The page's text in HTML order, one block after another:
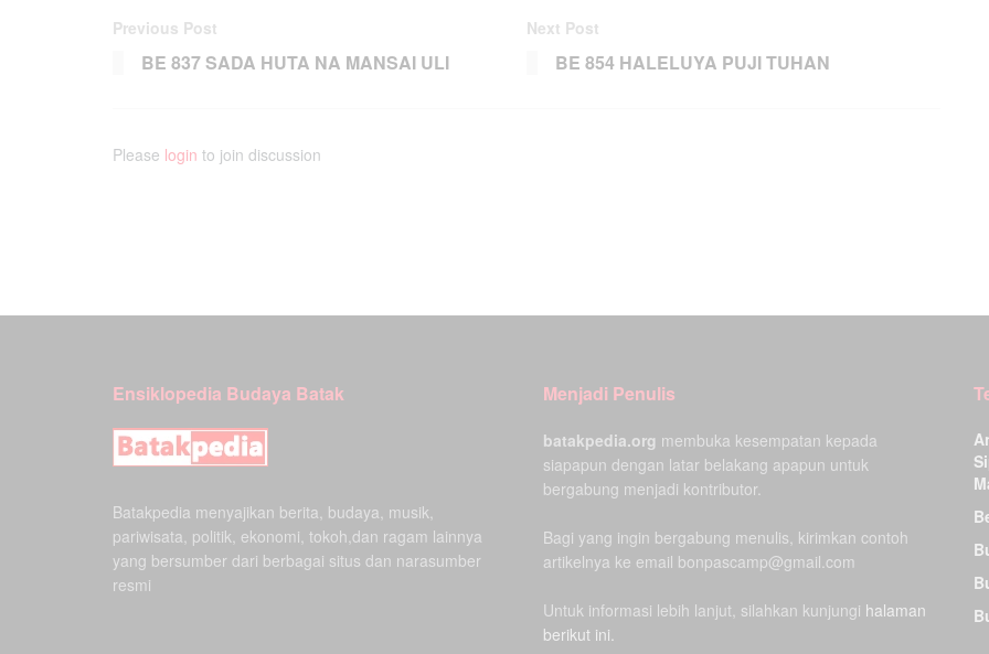
Previous Post
BE 837 SADA HUTA NA MANSAI ULI
Next Post
BE 854 HALELUYA PUJI TUHAN
Please login to join discussion
Ensiklopedia Budaya Batak
Batakpedia menyajikan berita, budaya, musik,
pariwisata, politik, ekonomi, tokoh,dan ragam lainnya
yang bersumber dari berbagai situs dan narasumber
resmi
Menjadi Penulis
batakpedia.org membuka kesempatan kepada
siapapun dengan latar belakang apapun untuk
bergabung menjadi kontributor.
Bagi yang ingin bergabung menulis, kirimkan contoh
artikelnya ke email bonpascamp@gmail.com
Untuk informasi lebih lanjut, silahkan kunjungi halaman
berikut ini.